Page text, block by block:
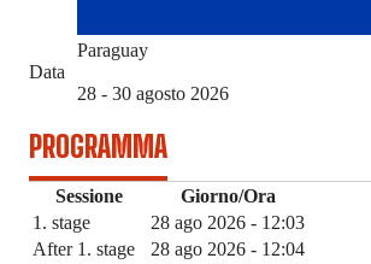
Paraguay
Data
28 - 30 agosto 2026
PROGRAMMA
Sessione
Giorno/Ora
1. stage
28 ago 2026 - 12:03
After 1. stage
28 ago 2026 - 12:04